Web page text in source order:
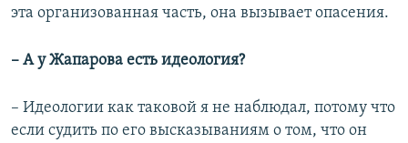
эта организованная часть, она вызывает опасения.
– А у Жапарова есть идеология?
– Идеологии как таковой я не наблюдал, потому что
если судить по его высказываниям о том, что он